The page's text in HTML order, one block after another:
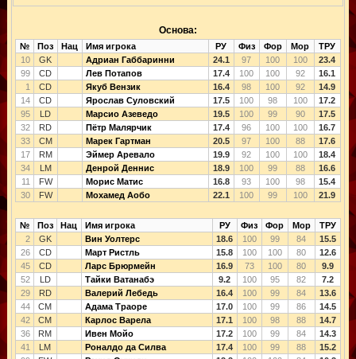
Основа:
№ Поз Нац Имя игрока РУ Физ Фор Мор
ТРУ
10
GK Адриан Габбаринни 24.1 97 100 100
23.4
99
CD Лев Потапов 17.4 100 100 92
16.1
1
CD Якуб Вензик 16.4 98 100 92
14.9
14
CD Ярослав Суловский 17.5 100 98 100
17.2
95
LD Марсио Азеведо 19.5 100 99 90
17.5
32
RD Пётр Малярчик 17.4 96 100 100
16.7
33
CM Марек Гартман 20.5 97 100 88
17.6
17
RM Эймер Аревало 19.9 92 100 100
18.4
34
LM Денрой Деннис 18.9 100 99 88
16.6
11
FW Морис Матис 16.8 93 100 98
15.4
30
FW Мохамед Аобо 22.1 100 99 100 21.9
№ Поз Нац Имя игрока РУ Физ Фор Мор
ТРУ
2
GK Вин Уолтерс 18.6 100 99 84
15.5
26
CD Март Ристль 15.8 100 100 80
12.6
45
CD Ларс Брюрмейн 16.9 73 100 80
9.9
52
LD Тайки Ватанабэ 9.2 100 95 82
7.2
29
RD Валерий Лебедь 16.4 100 99 84
13.6
44
CM Адама Траоре 17.0 100 99 86
14.5
42
CM Карлос Варела 17.1 100 98 88
14.7
36
RM Ивен Мойо 17.2 100 99 84
14.3
41
LM Роналдо да Силва 17.4 100 99 88
15.2